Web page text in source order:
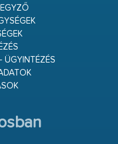
ÜGYINTÉZÉS